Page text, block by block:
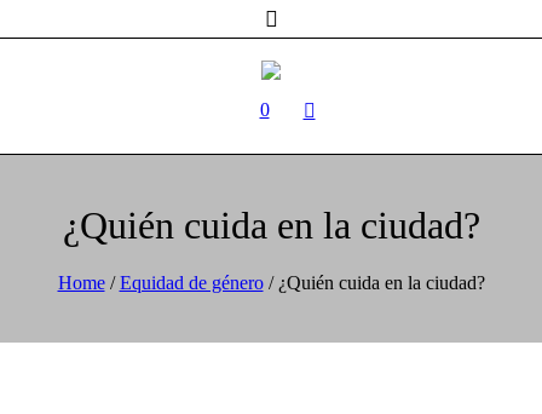
0
¿Quién cuida en la ciudad?
Home /Equidad de género /¿Quién cuida en la ciudad?